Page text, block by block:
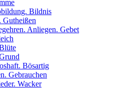
Bildnis
Anliegen. Gebet
Bösartig
Gebrauchen
Wacker